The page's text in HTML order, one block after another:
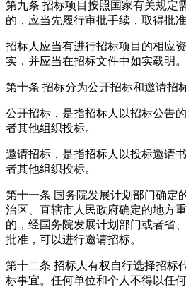
第九条 招标项目按照国家有关规定
的，应当先履行审批手续，取得批准
招标人应当有进行招标项目的相应
实，并应当在招标文件中如实载明。
第十条 招标分为公开招标和邀请招标
公开招标，是指招标人以招标公告
者其他组织投标。
邀请招标，是指招标人以投标邀请
者其他组织投标。
第十一条 国务院发展计划部门确定
治区、直辖市人民政府确定的地方
的，经国务院发展计划部门或者省
批准，可以进行邀请招标。
第十二条 招标人有权自行选择招标
标事宜。任何单位和个人不得以任